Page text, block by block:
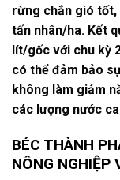
rừng chắn gió tốt,
tấn nhân/ha. Kết
lít/gốc với chu kỳ
có thể đảm bảo
không làm giảm
các lượng nước
BÉC THÀNH
NÔNG NGHIỆP